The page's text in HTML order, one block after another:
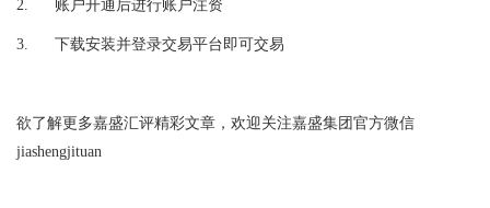
2. 账户开通后进行账户注资
3. 下载安装并登录交易平台即可交易
欲了解更多嘉盛汇评精彩文章，欢迎关注嘉盛集团官方微信
jiashengjituan